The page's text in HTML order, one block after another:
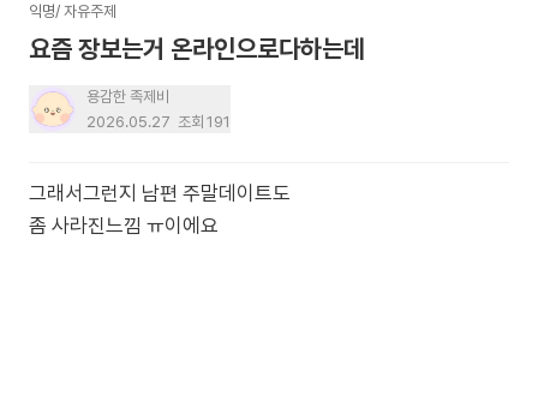
익명/ 자유주제
요즘 장보는거 온라인으로다하는데
용감한 족제비
2026.05.27 조회 191
그래서그런지 남편 주말데이트도
좀 사라진느낌 ㅠ이에요